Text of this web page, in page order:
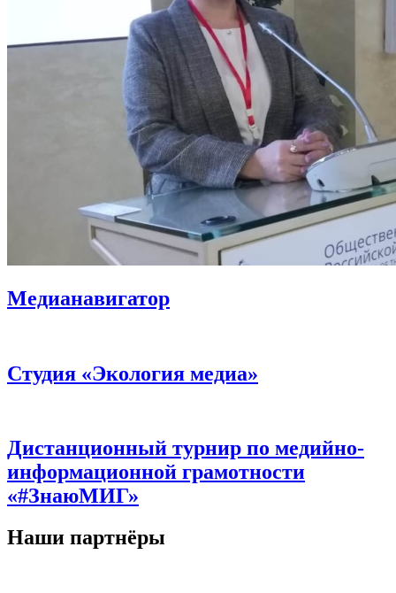
Медианавигатор
Студия «Экология медиа»
Дистанционный турнир по медийно-
информационной грамотности
«#ЗнаюМИГ»
Наши партнёры